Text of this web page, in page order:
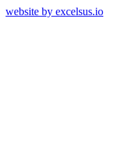
website by excelsus.io